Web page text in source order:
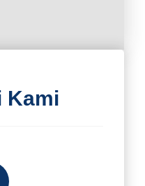
Kami